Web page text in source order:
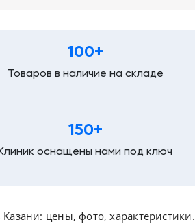
100+
Товаров в наличие на складе
150+
Клиник оснащены нами под ключ
цены, фото, характеристики.